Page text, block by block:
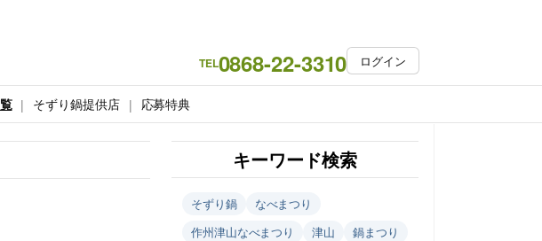
TEL0868-22-3310 ログイン
そずり鍋提供店 応募特典
キーワード検索
そずり鍋
なべまつり
作州津山なべまつり
津山 鍋まつり